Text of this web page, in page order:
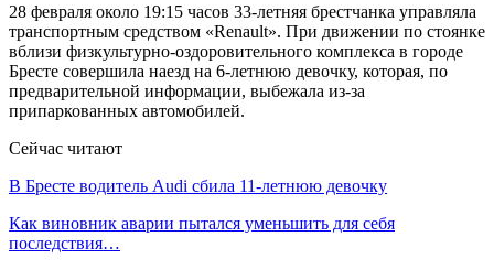
28 февраля около 19:15 часов 33-летняя брестчанка управляла
транспортным средством «Renault». При движении по стоянке
вблизи физкультурно-оздоровительного комплекса в городе
Бресте совершила наезд на 6-летнюю девочку, которая, по
предварительной информации, выбежала из-за
припаркованных автомобилей.
Сейчас читают
В Бресте водитель Audi сбила 11-летнюю девочку
Как виновник аварии пытался уменьшить для себя
последствия…